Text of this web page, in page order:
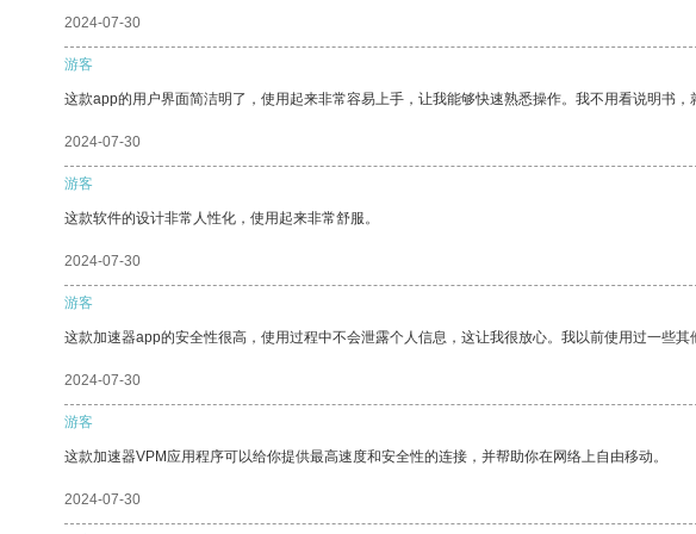
2024-07-30
游客
这款app的用户界面简洁明了，使用起来非常容易上手，让我能够快速熟悉操作。我不用看说明书，
2024-07-30
游客
这款软件的设计非常人性化，使用起来非常舒服。
2024-07-30
游客
这款加速器app的安全性很高，使用过程中不会泄露个人信息，这让我很放心。我以前使用过一些
2024-07-30
游客
这款加速器VPM应用程序可以给你提供最高速度和安全性的连接，并帮助你在网络上自由移动。
2024-07-30